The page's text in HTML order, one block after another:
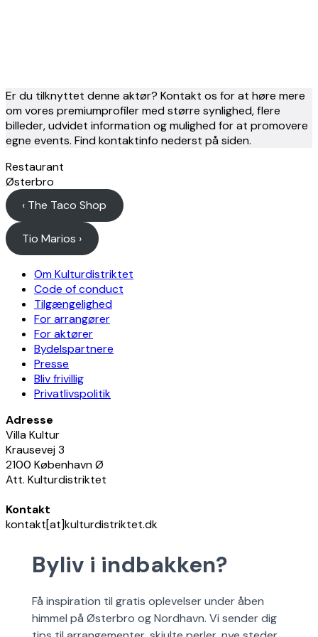
Er du tilknyttet denne aktør? Kontakt os for at høre mere
om vores premiumprofiler med større synlighed, flere
billeder, udvidet information og mulighed for at promovere
egne events. Find kontaktinfo nederst på siden.
Restaurant
Østerbro
‹ The Taco Shop
Tio Marios ›
Om Kulturdistriktet
Code of conduct
Tilgængelighed
For arrangører
For aktører
Bydelspartnere
Presse
Bliv frivillig
Privatlivspolitik
Adresse
Villa Kultur
Krausevej 3
2100 København Ø
Att. Kulturdistriktet
Kontakt
kontakt[at]kulturdistriktet.dk
Byliv i indbakken?
Få inspiration til gratis oplevelser under åben
himmel på Østerbro og Nordhavn. Vi sender dig